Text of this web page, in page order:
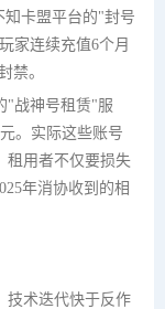
卡盟平台的"封号
家连续充值6个月
禁。
"战神号租赁"服
。实际这些账号
租用者不仅要损失
年消协收到的相
技术迭代快于反作